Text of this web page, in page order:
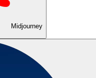
Midjourney